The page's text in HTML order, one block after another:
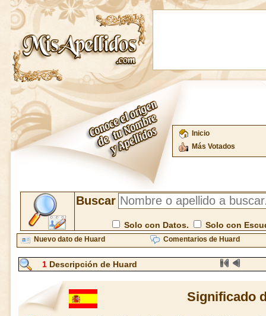
Inicio
Más Votados
Buscar
Solo con Datos. Solo con
Nuevo dato de Huard Comentarios de Huard
1 Descripción de Huard
Significado